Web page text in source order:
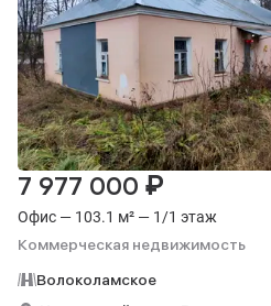
Офис — 103.1 м² — 1/1 этаж
Коммерческая недвижимость
7 977 000 ₽
Волоколамское